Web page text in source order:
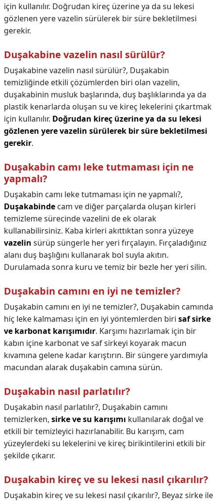
için kullanılır. Doğrudan kireç üzerine ya da su lekesi
gözlenen yere vazelin sürülerek bir süre bekletilmesi
gerekir.
Duşakabine vazelin nasıl sürülür?
Duşakabine vazelin nasıl sürülür?, Duşakabin
temizliğinde etkili çözümlerden biri olan vazelin,
duşakabinin musluk başlarında, duş başlıklarında ya da
plastik kenarlarda oluşan su ve kireç lekelerini çıkartmak
için kullanılır. Doğrudan kireç üzerine ya da su lekesi
gözlenen yere vazelin sürülerek bir süre bekletilmesi
gerekir.
Duşakabin camı leke tutmaması için ne
yapmalı?
Duşakabin camı leke tutmaması için ne yapmalı?,
Duşakabinde cam ve diğer parçalarda oluşan kirleri
temizleme sürecinde vazelini de ek olarak
kullanabilirsiniz. Kaba kirleri akıttıktan sonra yüzeye
vazelin sürüp süngerle her yeri fırçalayın. Fırçaladığınız
alanı duş başlığını kullanarak bol suyla akıtın.
Durulamada sonra kuru ve temiz bir bezle her yeri silin.
Duşakabin camını en iyi ne temizler?
Duşakabin camını en iyi ne temizler?, Duşakabin camında
hiç leke kalmaması için en iyi yöntemlerden biri saf sirke
ve karbonat karışımıdır. Karşımı hazırlamak için bir
kabın içine karbonat ve saf sirkeyi koyarak macun
kıvamına gelene kadar karıştırın. Bir süngere yardımıyla
macundan alarak duşakabin camına sürün.
Duşakabin nasıl parlatılır?
Duşakabin nasıl parlatılır?, Duşakabin camını
temizlerken, sirke ve su karışımı kullanılarak doğal ve
etkili bir temizleyici hazırlanabilir. Bu karışım, cam
yüzeylerdeki su lekelerini ve kireç birikintilerini etkili bir
şekilde çıkarır.
Duşakabin kireç ve su lekesi nasıl çıkarılır?
Duşakabin kireç ve su lekesi nasıl çıkarılır?, Beyaz sirke ile